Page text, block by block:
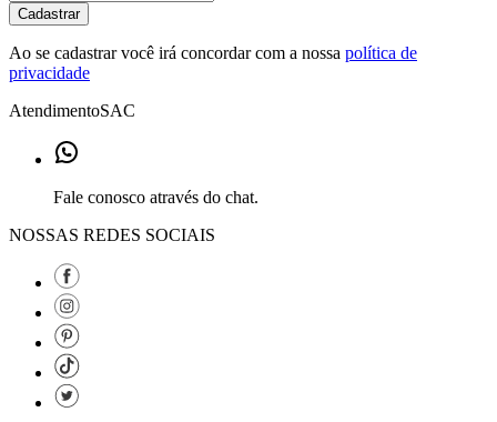
Cadastrar
Ao se cadastrar você irá concordar com a nossa política de
privacidade
AtendimentoSAC
Fale conosco através do chat.
NOSSAS REDES SOCIAIS